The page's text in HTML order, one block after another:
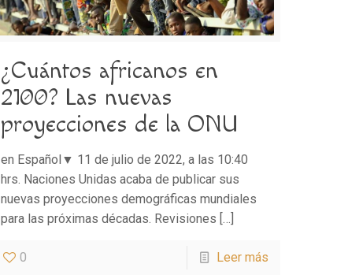
¿Cuántos africanos en
2100? Las nuevas
proyecciones de la ONU
en Español▼ 11 de julio de 2022, a las 10:40
hrs. Naciones Unidas acaba de publicar sus
nuevas proyecciones demográficas mundiales
para las próximas décadas. Revisiones […]
0 Leer más